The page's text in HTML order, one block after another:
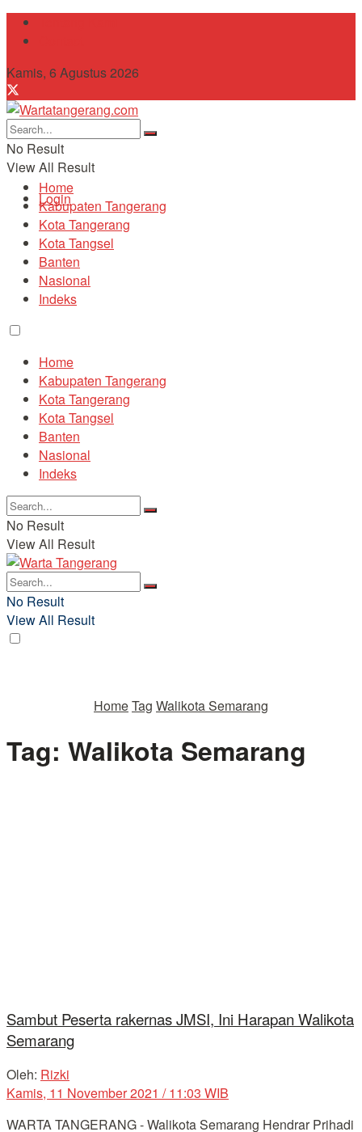
Kamis, 6 Agustus 2026
No Result
View All Result
Login
Home
Kabupaten Tangerang
Kota Tangerang
Kota Tangsel
Banten
Nasional
Indeks
Home
Kabupaten Tangerang
Kota Tangerang
Kota Tangsel
Banten
Nasional
Indeks
No Result
View All Result
No Result
View All Result
HomeTag Walikota Semarang
Tag: Walikota Semarang
Sambut Peserta rakernas JMSI, Ini Harapan Walikota
Semarang
Oleh: Rizki
Kamis, 11 November 2021 / 11:03 WIB
WARTA TANGERANG - Walikota Semarang Hendrar Prihadi